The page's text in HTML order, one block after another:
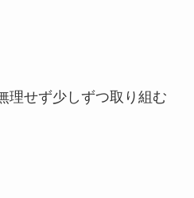
理せず少しずつ取り組む